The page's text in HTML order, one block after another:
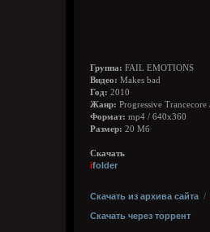
Группа: FAIL EMOTIONS
Видео: Makes bad
Год: 2010
Жанр: Progressive
Формат: mp4 / 640x360
Размер: 20 Мб
Скачать
ifolder
Скачать из архива сайта /
Скачать через торрент